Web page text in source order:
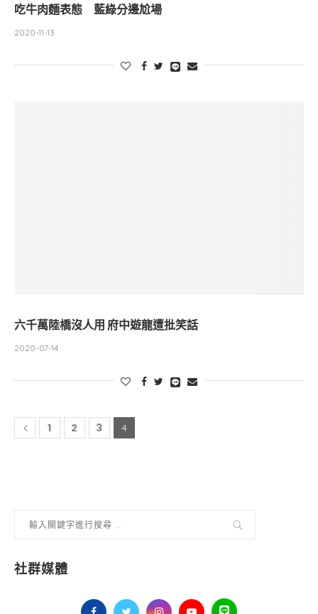
吃牛肉麵表態 藍綠分邊尬場
2020-11-13
六千萬陸橋沒人用 府中遊龍遭批笑話
2020-07-14
1 2 3 4
社群媒體